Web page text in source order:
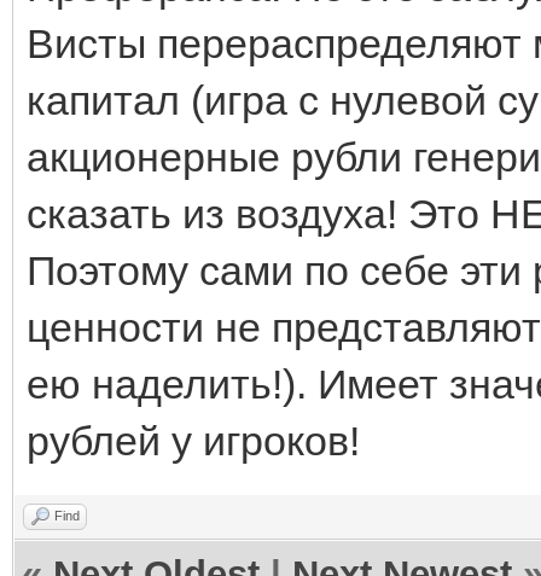
Висты перераспределяют
капитал (игра с нулевой
акционерные рубли
сказать из воздуха! Это
Поэтому сами по себе эти
ценности не
ею наделить!). Имеет
рублей у игроков!
Find